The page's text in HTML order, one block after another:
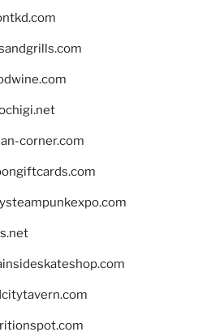
corner.com